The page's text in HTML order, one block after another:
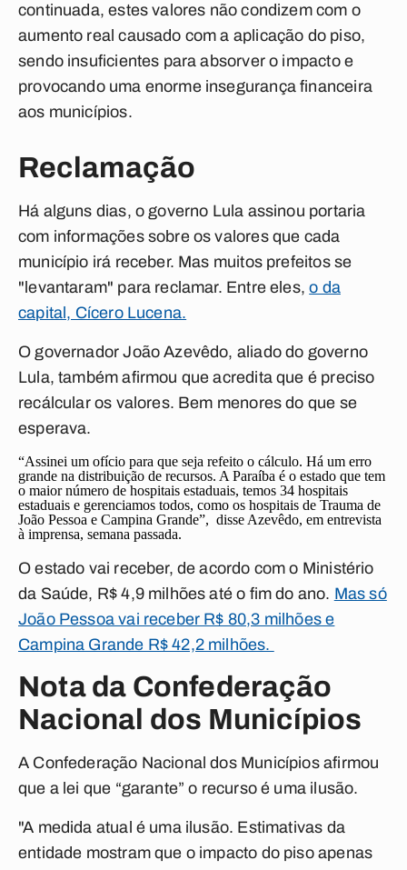
continuada, estes valores não condizem com o
aumento real causado com a aplicação do piso,
sendo insuficientes para absorver o impacto e
provocando uma enorme insegurança financeira
aos municípios.
Reclamação
Há alguns dias, o governo Lula assinou portaria
com informações sobre os valores que cada
município irá receber. Mas muitos prefeitos se
"levantaram" para reclamar. Entre eles,o da
capital, Cícero Lucena.
O governador João Azevêdo, aliado do governo
Lula, também afirmou que acredita que é preciso
recálcular os valores. Bem menores do que se
esperava.
“Assinei um ofício para que seja refeito o cálculo. Há um erro
grande na distribuição de recursos. A Paraíba é o estado que tem
o maior número de hospitais estaduais, temos 34 hospitais
estaduais e gerenciamos todos, como os hospitais de Trauma de
João Pessoa e Campina Grande”, disse Azevêdo, em entrevista
à imprensa, semana passada.
O estado vai receber, de acordo com o Ministério
da Saúde, R$ 4,9 milhões até o fim do ano. Mas só
João Pessoa vai receber R$ 80,3 milhões e
Campina Grande R$ 42,2 milhões.
Nota da Confederação
Nacional dos Municípios
A Confederação Nacional dos Municípios afirmou
que a lei que “garante” o recurso é uma ilusão.
"A medida atual é uma ilusão. Estimativas da
entidade mostram que o impacto do piso apenas